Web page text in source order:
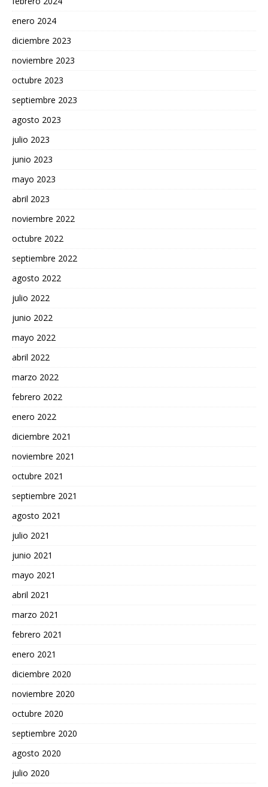
enero 2024
diciembre 2023
noviembre 2023
octubre 2023
septiembre 2023
agosto 2023
julio 2023
junio 2023
mayo 2023
abril 2023
noviembre 2022
octubre 2022
septiembre 2022
agosto 2022
julio 2022
junio 2022
mayo 2022
abril 2022
marzo 2022
febrero 2022
enero 2022
diciembre 2021
noviembre 2021
octubre 2021
septiembre 2021
agosto 2021
julio 2021
junio 2021
mayo 2021
abril 2021
marzo 2021
febrero 2021
enero 2021
diciembre 2020
noviembre 2020
octubre 2020
septiembre 2020
agosto 2020
julio 2020